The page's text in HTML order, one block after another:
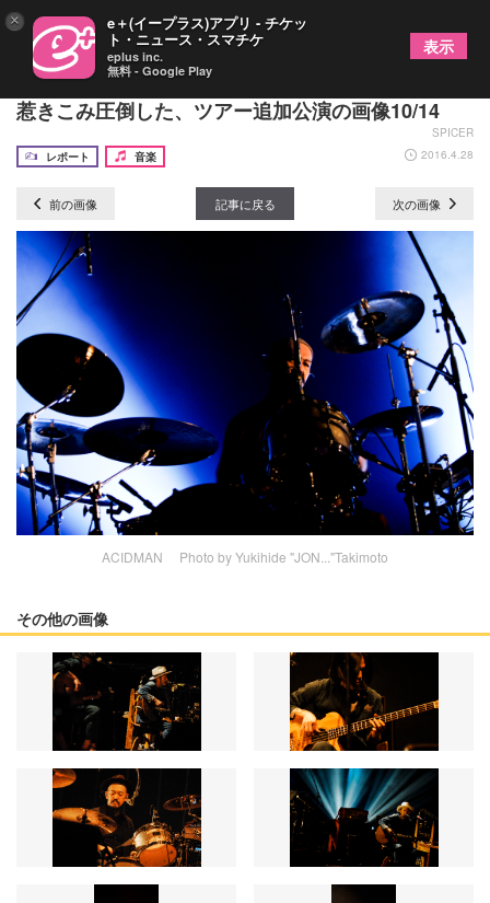
ACIDMANがアコースティックとロックの2部構成で
惹きこみ圧倒した、ツアー追加公演の画像10/14
SPICER
レポート
音楽 2016.4.28
前の画像 記事に戻る 次の画像
ACIDMAN Photo by Yukihide "JON..."Takimoto
その他の画像
× e＋(イープラス)アプリ - チケッ
ト・ニュース・スマチケ
eplus inc.
無料 - Google Play
表示